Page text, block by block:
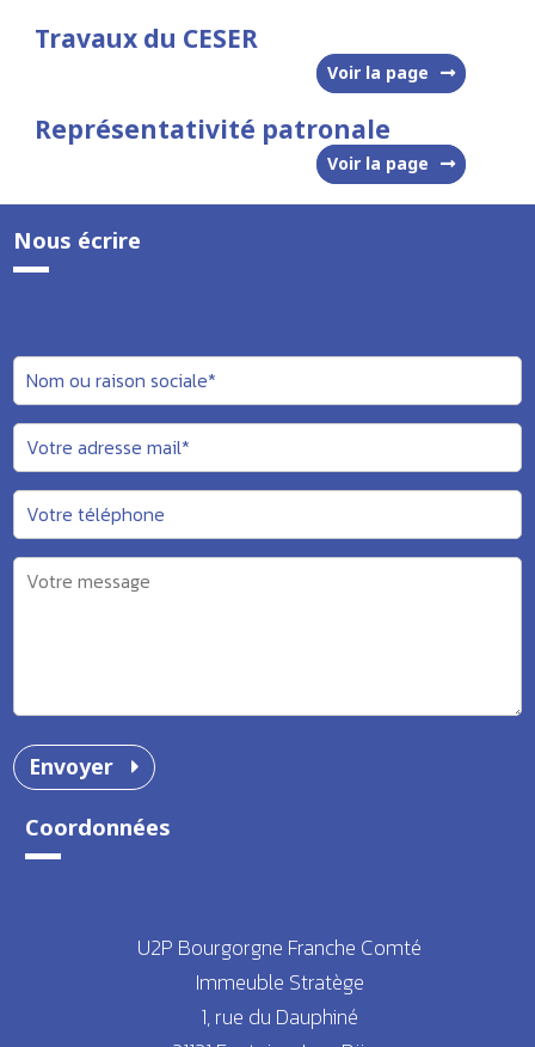
Travaux du CESER
Voir la page
Représentativité patronale
Voir la page
Nous écrire
Envoyer
Coordonnées
U2P Bourgorgne Franche Comté
Immeuble Stratège
1, rue du Dauphiné